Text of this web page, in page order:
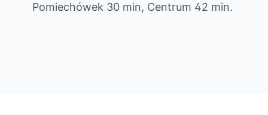
Pomiechówek 30 min, Centrum 42 min.